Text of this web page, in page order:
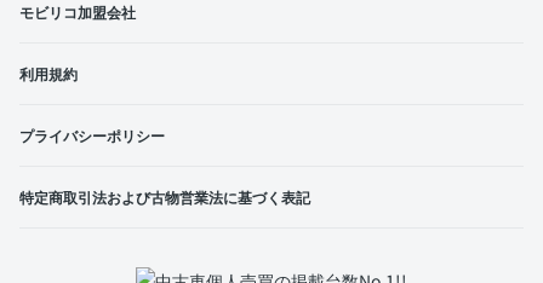
モビリコ加盟会社
利用規約
プライバシーポリシー
特定商取引法および古物営業法に基づく表記